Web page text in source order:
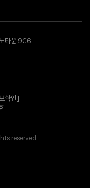
타운 906
확인]
reserved.